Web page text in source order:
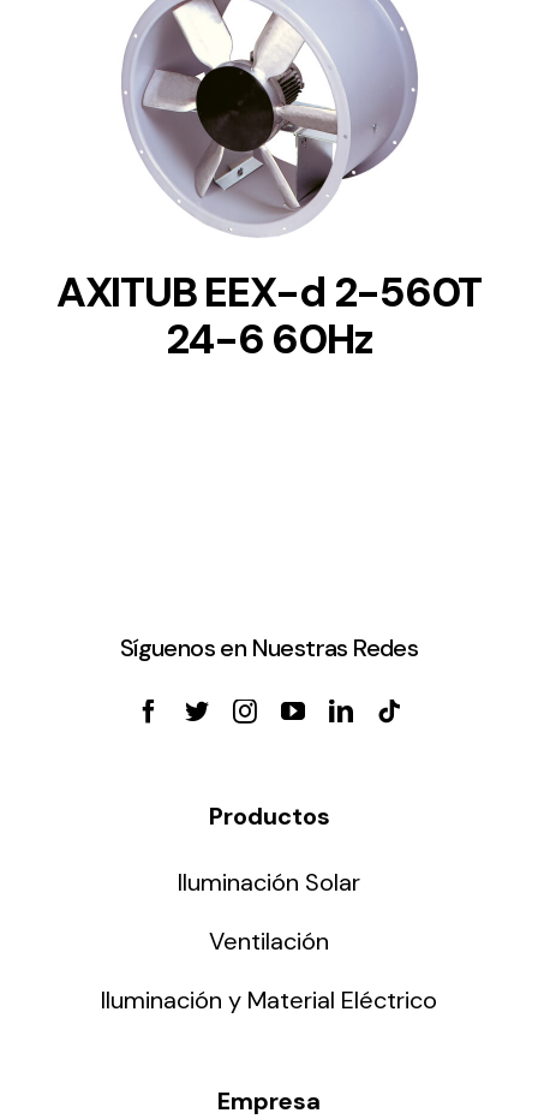
DETAILS
AXITUB EEX-d 2-560T
24-6 60Hz
Síguenos en Nuestras Redes
Productos
Iluminación Solar
Ventilación
Iluminación y Material Eléctrico
Empresa